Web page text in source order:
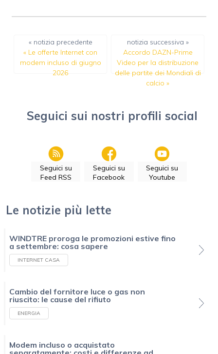
« notizia precedente
« Le offerte Internet con
modem incluso di giugno
2026
notizia successiva »
Accordo DAZN-Prime
Video per la distribuzione
delle partite dei Mondiali di
calcio »
Seguici sui nostri profili social
Seguici su
Feed RSS
Seguici su
Facebook
Seguici su
Youtube
Le notizie più lette
WINDTRE proroga le promozioni estive fino
a settembre: cosa sapere
INTERNET CASA
Cambio del fornitore luce o gas non
riuscito: le cause del rifiuto
ENERGIA
Modem incluso o acquistato